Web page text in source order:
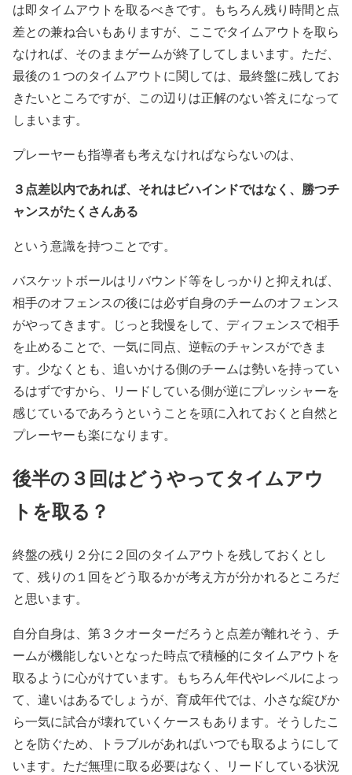
は即タイムアウトを取るべきです。もちろん残り時間と点
差との兼ね合いもありますが、ここでタイムアウトを取ら
なければ、そのままゲームが終了してしまいます。ただ、
最後の１つのタイムアウトに関しては、最終盤に残してお
きたいところですが、この辺りは正解のない答えになって
しまいます。
プレーヤーも指導者も考えなければならないのは、
３点差以内であれば、それはビハインドではなく、勝つチ
ャンスがたくさんある
という意識を持つことです。
バスケットボールはリバウンド等をしっかりと抑えれば、
相手のオフェンスの後には必ず自身のチームのオフェンス
がやってきます。じっと我慢をして、ディフェンスで相手
を止めることで、一気に同点、逆転のチャンスができま
す。少なくとも、追いかける側のチームは勢いを持ってい
るはずですから、リードしている側が逆にプレッシャーを
感じているであろうということを頭に入れておくと自然と
プレーヤーも楽になります。
後半の３回はどうやってタイムアウ
トを取る？
終盤の残り２分に２回のタイムアウトを残しておくとし
て、残りの１回をどう取るかが考え方が分かれるところだ
と思います。
自分自身は、第３クオーターだろうと点差が離れそう、チ
ームが機能しないとなった時点で積極的にタイムアウトを
取るように心がけています。もちろん年代やレベルによっ
て、違いはあるでしょうが、育成年代では、小さな綻びか
ら一気に試合が壊れていくケースもあります。そうしたこ
とを防ぐため、トラブルがあればいつでも取るようにして
います。ただ無理に取る必要はなく、リードしている状況